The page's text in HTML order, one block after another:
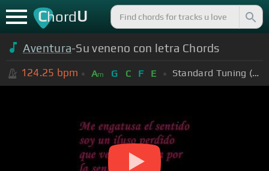
ChordU
Aventura-Su veneno con letra Chords
124.25 bpm Am G C F E Standard Tuning (EADGBE)